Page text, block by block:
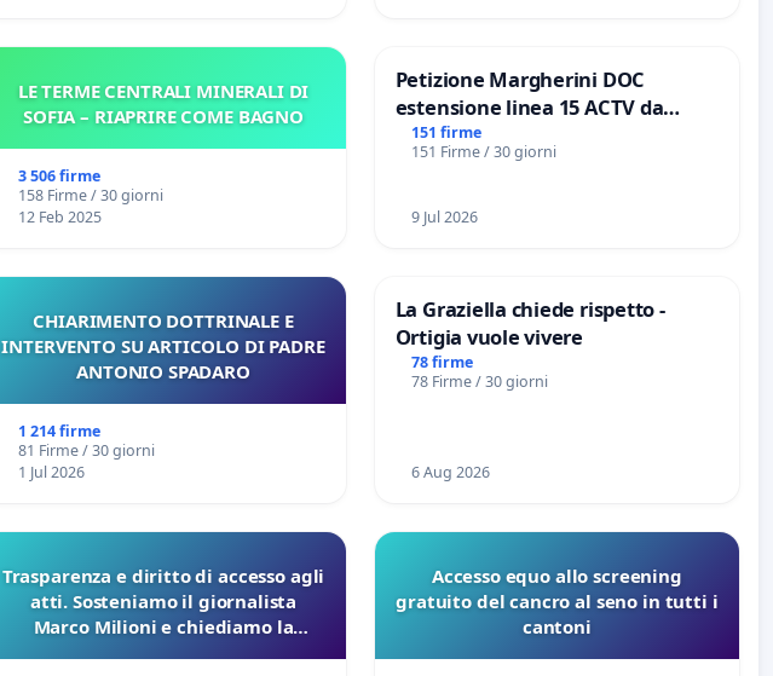
LE TERME CENTRALI MINERALI DI
SOFIA – RIAPRIRE COME BAGNO
3 506 firme
158 Firme / 30 giorni
12 Feb 2025
Petizione Margherini DOC
estensione linea 15 ACTV da
Marghera P.zza S. Antonio
all'aeroporto Marco Polo tariffa a
151 firme
151 Firme / 30 giorni
9 Jul 2026
CHIARIMENTO DOTTRINALE E
INTERVENTO SU ARTICOLO DI PADRE
ANTONIO SPADARO
1 214 firme
81 Firme / 30 giorni
1 Jul 2026
La Graziella chiede rispetto -
Ortigia vuole vivere
78 firme
78 Firme / 30 giorni
6 Aug 2026
Trasparenza e diritto di accesso agli
atti. Sosteniamo il giornalista
Marco Milioni e chiediamo la
Accesso equo allo screening
gratuito del cancro al seno in tutti i
cantoni